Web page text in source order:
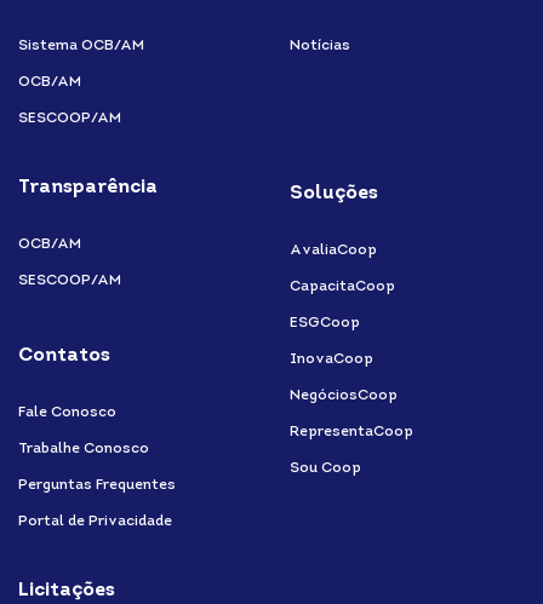
Sistema OCB/AM
OCB/AM
SESCOOP/AM
Transparência
OCB/AM
SESCOOP/AM
Contatos
Fale Conosco
Trabalhe Conosco
Perguntas Frequentes
Portal de Privacidade
Licitações
Notícias
Soluções
AvaliaCoop
CapacitaCoop
ESGCoop
InovaCoop
NegóciosCoop
RepresentaCoop
Sou Coop